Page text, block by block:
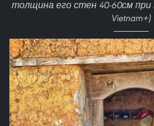
толщина его стен 40-60см
Vietnam+)